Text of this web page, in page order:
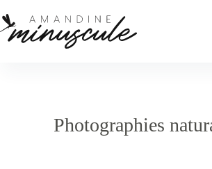
au
contenu
Photographies